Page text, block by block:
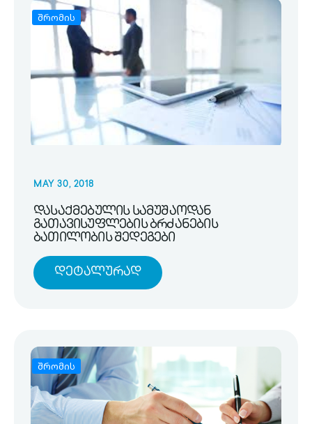
შრომის
MAY 30, 2018
დასაქმებულის სამუშაოდან
გათავისუფლების ბრძანების
ბათილობის შედეგები
Დეტალურად
შრომის